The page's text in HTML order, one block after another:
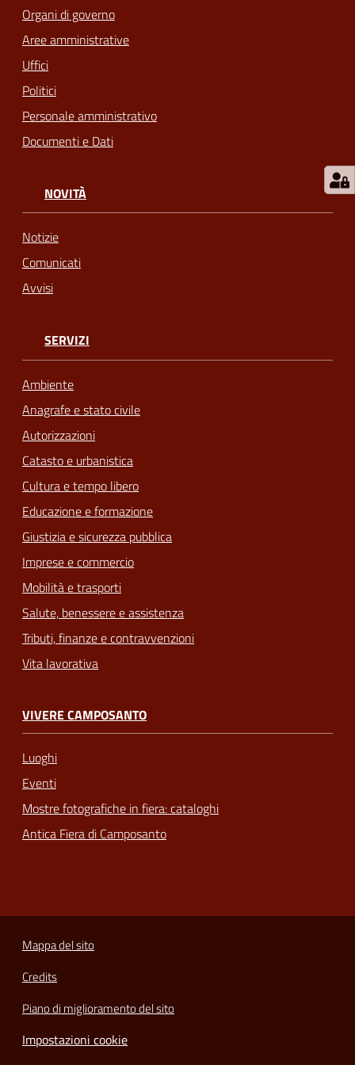
telematico
SUE
Tutti
gli
argomenti...
Seguici
Organi di governo
Aree amministrative
Uffici
Politici
Personale amministrativo
Documenti e Dati
NOVITÀ
Notizie
Comunicati
Avvisi
SERVIZI
Ambiente
Anagrafe e stato civile
Autorizzazioni
Catasto e urbanistica
Cultura e tempo libero
Educazione e formazione
Giustizia e sicurezza pubblica
Imprese e commercio
Mobilità e trasporti
Salute, benessere e assistenza
Tributi, finanze e contravvenzioni
Vita lavorativa
VIVERE CAMPOSANTO
Luoghi
Eventi
Mostre fotografiche in fiera: cataloghi
Antica Fiera di Camposanto
Mappa del sito
Credits
Piano di miglioramento del sito
Impostazioni cookie